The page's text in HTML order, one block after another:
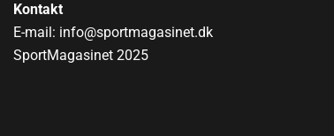
Kontakt
E-mail: info@sportmagasinet.dk
SportMagasinet 2025